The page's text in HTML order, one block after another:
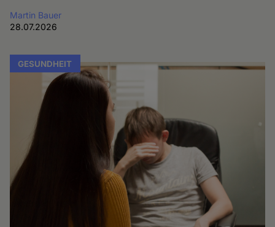
Martin Bauer
28.07.2026
GESUNDHEIT